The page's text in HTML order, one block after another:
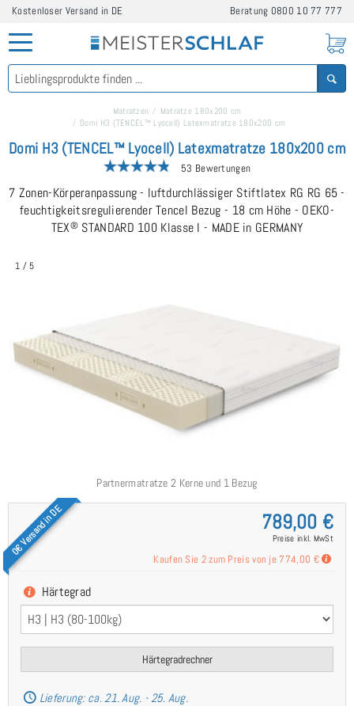
Kostenloser Versand in DE Beratung 0800 10 77 777
Matratzen
Matratze 180x200 cm
Domi H3 (TENCEL™ Lyocell) Latexmatratze 180x200 cm
Domi H3 (TENCEL™ Lyocell) Latexmatratze 180x200 cm
53 Bewertungen
7 Zonen-Körperanpassung - luftdurchlässiger Stiftlatex RG RG 65 -
feuchtigkeitsregulierender Tencel Bezug - 18 cm Höhe - OEKO-
TEX® STANDARD 100 Klasse I - MADE in GERMANY
Partnermatratze 2 Kerne und 1 Bezug
1 / 5
0€ Versand in DE 789,00 €
Preise inkl. MwSt
Kaufen Sie 2 zum Preis von je 774,00 €
Härtegrad
Härtegradrechner
Lieferung: ca. 21. Aug. - 25. Aug.